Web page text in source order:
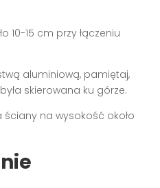
10-15 cm przy łączeniu
aluminiową, pamiętaj,
skierowana ku górze.
ściany na wysokość około